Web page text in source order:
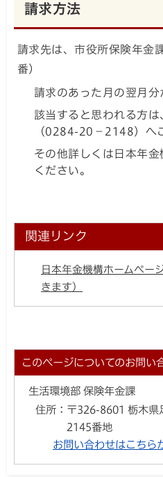
請求方法
請求先は、市役所保険年金
番）
請求のあった月の翌月分
該当すると思われる方
（0284-20－2148）へ
その他詳しくは日本年
ください。
関連リンク
日本年金機構ホームペー
きます）
このページについてのお問い
生活環境部 保険年金課
住所： 〒326-8601 栃木県
2145番地
お問い合わせはこちら